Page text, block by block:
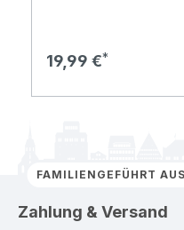
Regulärer Preis:
19,99 €
FAMILIENGEFÜHRT
Zahlung & Versand